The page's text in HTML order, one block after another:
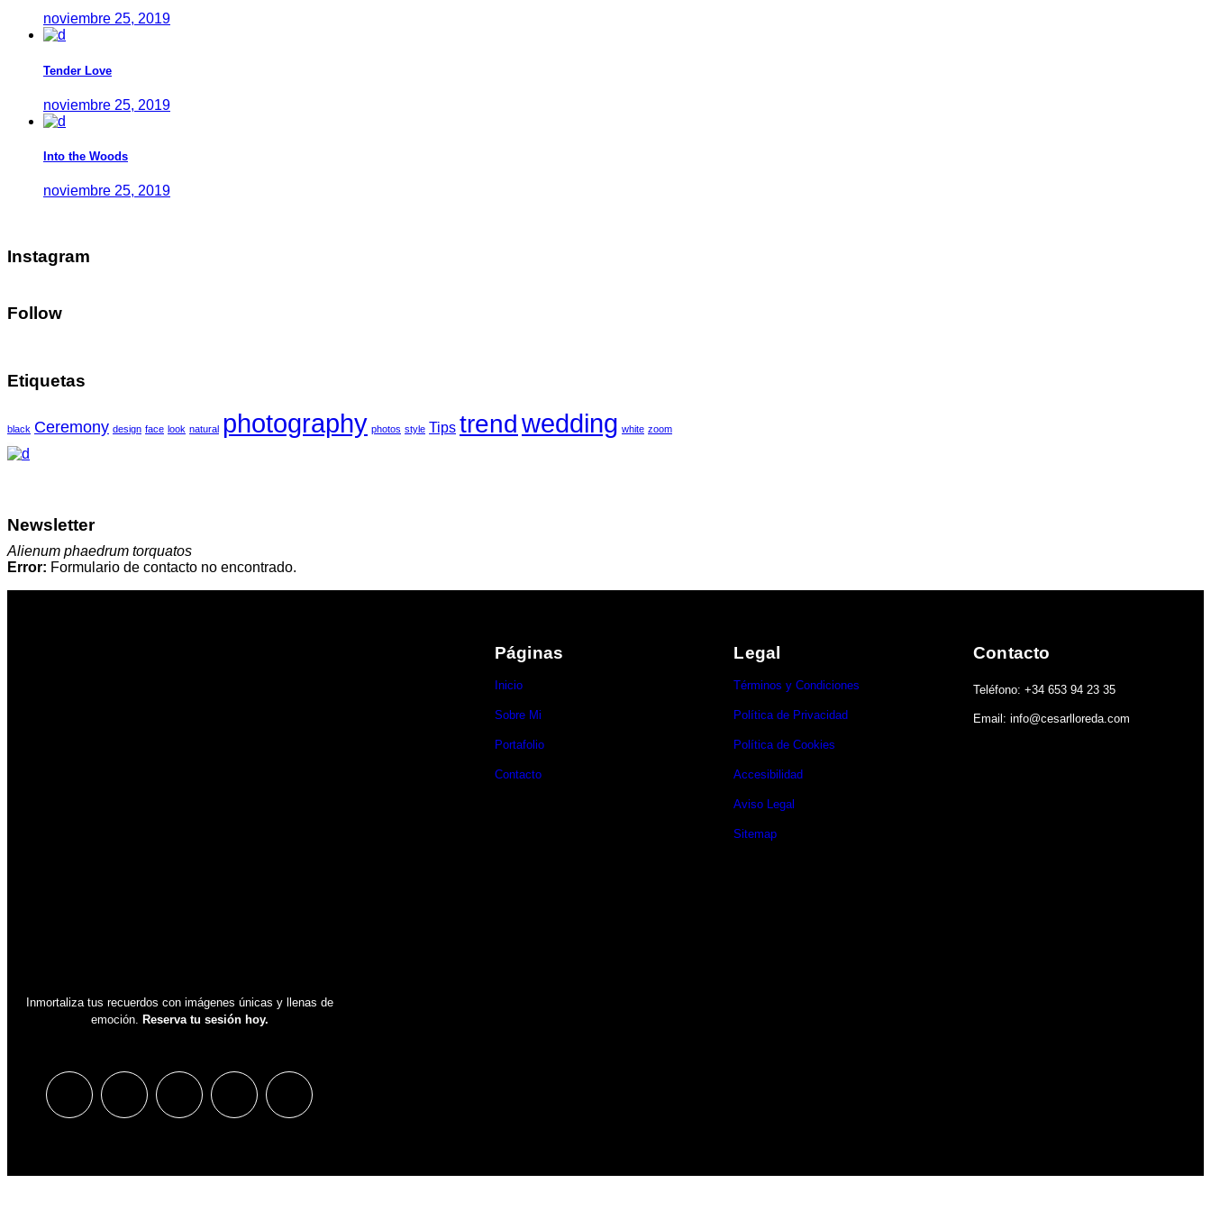
noviembre 25, 2019
Tender Love
noviembre 25, 2019
Into the Woods
noviembre 25, 2019
Instagram
Follow
Etiquetas
black Ceremony design face look natural photography photos style Tips trendwedding white zoom
Newsletter
Alienum phaedrum torquatos
Error: Formulario de contacto no encontrado.
Inmortaliza tus recuerdos con imágenes únicas y llenas de
emoción. Reserva tu sesión hoy.
Páginas
Inicio
Sobre Mi
Portafolio
Contacto
Legal
Términos y Condiciones
Política de Privacidad
Política de Cookies
Accesibilidad
Aviso Legal
Sitemap
Contacto
Teléfono: +34 653 94 23 35
Email: info@cesarlloreda.com